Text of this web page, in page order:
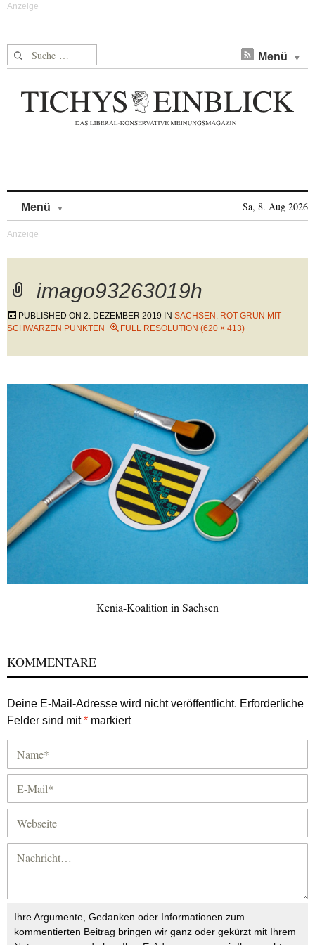
Suche nach: Menü
Menü Sa, 8. Aug 2026
imago93263019h
PUBLISHED ON 2. DEZEMBER 2019 IN SACHSEN: ROT-GRÜN MIT
SCHWARZEN PUNKTEN
FULL RESOLUTION (620 × 413)
Kenia-Koalition in Sachsen
KOMMENTARE
Deine E-Mail-Adresse wird nicht veröffentlicht. Erforderliche
Felder sind mit* markiert
Ihre Argumente, Gedanken oder Informationen zum
kommentierten Beitrag bringen wir ganz oder gekürzt mit Ihrem